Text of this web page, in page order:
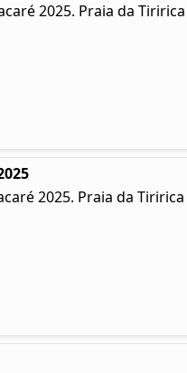
2025. Praia da Tiririca
2025. Praia da Tiririca